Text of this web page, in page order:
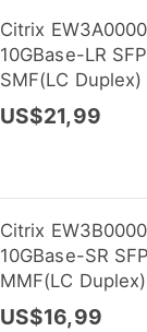
Citrix
10GBase-LR
SMF(LC
Transceiver
US$21,99
Citrix
10GBase-SR
MMF(LC
Transceiver
US$16,99